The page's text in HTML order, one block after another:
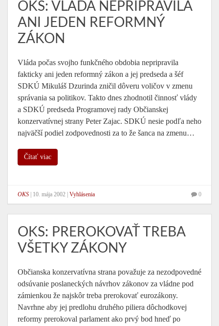
OKS: VLÁDA NEPRIPRAVILA
ANI JEDEN REFORMNÝ
ZÁKON
Vláda počas svojho funkčného obdobia nepripravila
fakticky ani jeden reformný zákon a jej predseda a šéf
SDKÚ Mikuláš Dzurinda zničil dôveru voličov v zmenu
správania sa politikov. Takto dnes zhodnotil činnosť vlády
a SDKÚ predseda Programovej rady Občianskej
konzervatívnej strany Peter Zajac. SDKÚ nesie podľa neho
najväčší podiel zodpovednosti za to že šanca na zmenu…
Čítať viac
OKS 10. mája 2002 Vyhlásenia 0
OKS: PREROKOVAŤ TREBA
VŠETKY ZÁKONY
Občianska konzervatívna strana považuje za nezodpovedné
odsúvanie poslaneckých návrhov zákonov za vládne pod
zámienkou že najskôr treba prerokovať eurozákony.
Navrhne aby jej predlohu druhého piliera dôchodkovej
reformy prerokoval parlament ako prvý bod hneď po